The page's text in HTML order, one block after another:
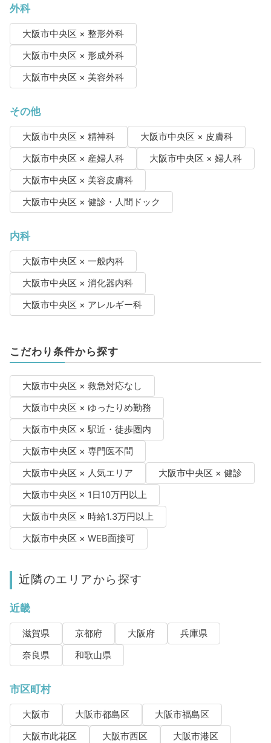
外科
大阪市中央区 × 整形外科
大阪市中央区 × 形成外科
大阪市中央区 × 美容外科
その他
大阪市中央区 × 精神科
大阪市中央区 × 皮膚科
大阪市中央区 × 産婦人科
大阪市中央区 × 婦人科
大阪市中央区 × 美容皮膚科
大阪市中央区 × 健診・人間ドック
内科
大阪市中央区 × 一般内科
大阪市中央区 × 消化器内科
大阪市中央区 × アレルギー科
こだわり条件から探す
大阪市中央区 × 救急対応なし
大阪市中央区 × ゆったりめ勤務
大阪市中央区 × 駅近・徒歩圏内
大阪市中央区 × 専門医不問
大阪市中央区 × 人気エリア
大阪市中央区 × 健診
大阪市中央区 × 1日10万円以上
大阪市中央区 × 時給1.3万円以上
大阪市中央区 × WEB面接可
近隣のエリアから探す
近畿
滋賀県 京都府 大阪府
兵庫県
奈良県
和歌山県
市区町村
大阪市 大阪市都島区
大阪市福島区
大阪市此花区
大阪市西区
大阪市港区